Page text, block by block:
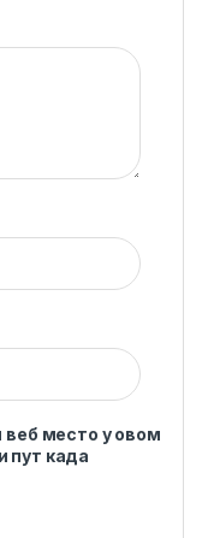
веб место у овом
пут када